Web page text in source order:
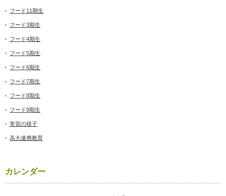
フード11期生
フード3期生
フード4期生
フード5期生
フード6期生
フード7期生
フード8期生
フード9期生
実習の様子
高大連携教育
カレンダー